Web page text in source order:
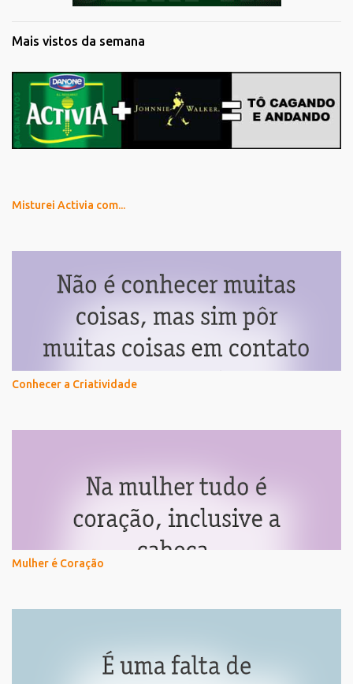
Mais vistos da semana
Misturei Activia com...
Conhecer a Criatividade
Mulher é Coração